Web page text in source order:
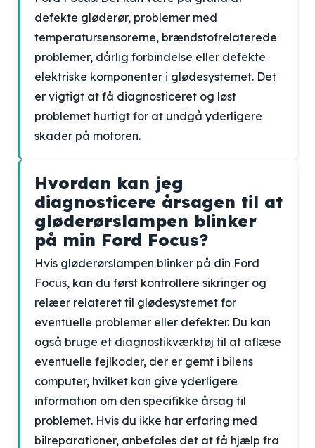
defekte gløderør, problemer med
temperatursensorerne, brændstofrelaterede
problemer, dårlig forbindelse eller defekte
elektriske komponenter i glødesystemet. Det
er vigtigt at få diagnosticeret og løst
problemet hurtigt for at undgå yderligere
skader på motoren.
Hvordan kan jeg
diagnosticere årsagen til at
gløderørslampen blinker
på min Ford Focus?
Hvis gløderørslampen blinker på din Ford
Focus, kan du først kontrollere sikringer og
relæer relateret til glødesystemet for
eventuelle problemer eller defekter. Du kan
også bruge et diagnostikværktøj til at aflæse
eventuelle fejlkoder, der er gemt i bilens
computer, hvilket kan give yderligere
information om den specifikke årsag til
problemet. Hvis du ikke har erfaring med
bilreparationer, anbefales det at få hjælp fra